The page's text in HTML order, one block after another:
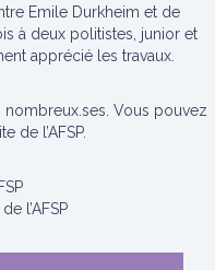
Emile Durkheim et de
à deux politistes, junior et
apprécié les travaux.
Vous pouvez
de l’AFSP.
l’AFSP